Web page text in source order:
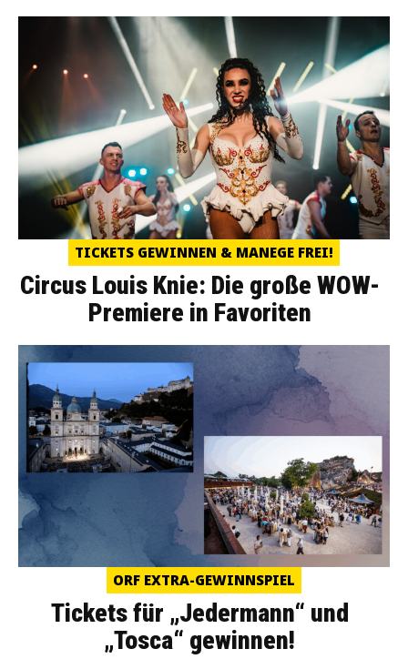
TICKETS GEWINNEN & MANEGE FREI!
Circus Louis Knie: Die große WOW-
Premiere in Favoriten
ORF EXTRA-GEWINNSPIEL
Tickets für „Jedermann“ und
„Tosca“ gewinnen!